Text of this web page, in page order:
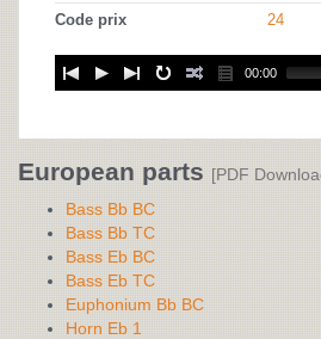
Code prix 24
00:00
European parts [PDF
Bass Bb BC
Bass Bb TC
Bass Eb BC
Bass Eb TC
Euphonium Bb BC
Horn Eb 1